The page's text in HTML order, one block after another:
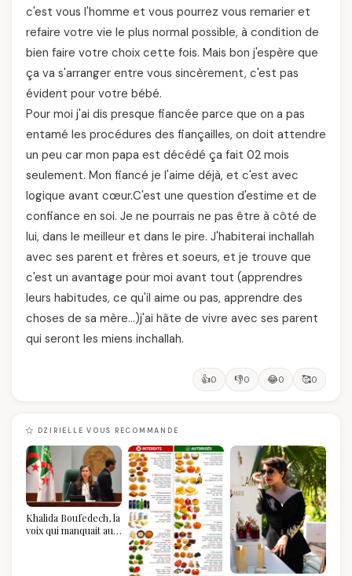
c'est vous l'homme et vous pourrez vous remarier et
refaire votre vie le plus normal possible, à condition de
bien faire votre choix cette fois. Mais bon j'espère que
ça va s'arranger entre vous sincèrement, c'est pas
évident pour votre bébé.
Pour moi j'ai dis presque fiancée parce que on a pas
entamé les procédures des fiançailles, on doit attendre
un peu car mon papa est décédé ça fait 02 mois
seulement. Mon fiancé je l'aime déjà, et c'est avec
logique avant cœur.C'est une question d'estime et de
confiance en soi. Je ne pourrais ne pas être à côté de
lui, dans le meilleur et dans le pire. J'habiterai inchallah
avec ses parent et frères et soeurs, et je trouve que
c'est un avantage pour moi avant tout (apprendres
leurs habitudes, ce qu'il aime ou pas, apprendre des
choses de sa mère…)j'ai hâte de vivre avec ses parent
qui seront les miens inchallah.
👍0 👎0 😂0 🥰0
DZIRIELLE VOUS RECOMMANDE
Khalida Boufedech, la
voix qui manquait au